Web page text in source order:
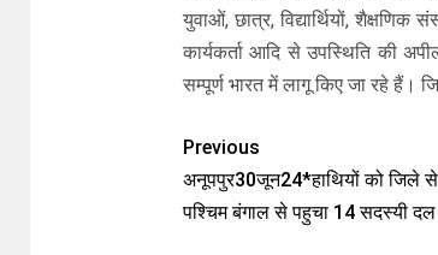
युवाओं, छात्र, विद्यार्थियों,
कार्यकर्ता आदि से उपस्थिति की
सम्पूर्ण भारत में लागू किए जा रहे हैं।
Previous
अनूपपुर30जून24*हाथियों को जिले
पश्चिम बंगाल से पहुचा 14 सदस्यी दल